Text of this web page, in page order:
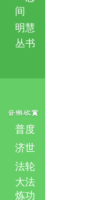
间
明慧
丛书
普度
济世
法轮
大法
炼功